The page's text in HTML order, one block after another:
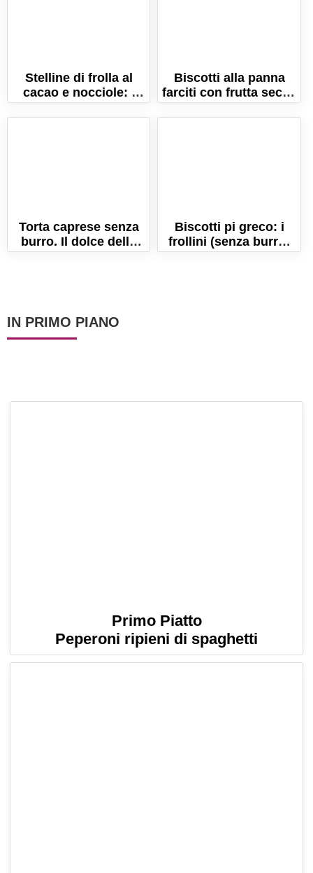
Stelline di frolla al
cacao e nocciole: i
biscotti perfetti per
Natale!
Biscotti alla panna
farciti con frutta secca
e spezie di Natale!
Torta caprese senza
burro. Il dolce della
tradizione campana!
Biscotti pi greco: i
frollini (senza burro)
per festeggiare il pi-
IN PRIMO PIANO
Primo Piatto
Peperoni ripieni di spaghetti